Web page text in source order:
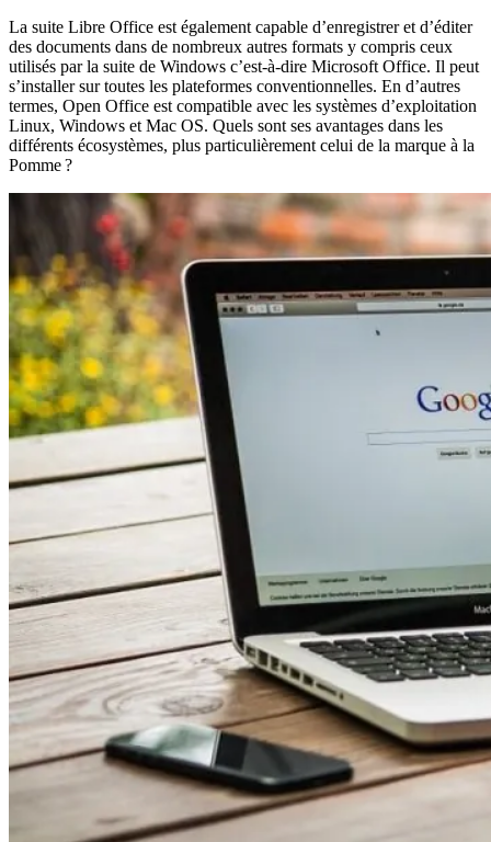
La suite Libre Office est également capable d’enregistrer et d’éditer
des documents dans de nombreux autres formats y compris ceux
utilisés par la suite de Windows c’est-à-dire Microsoft Office. Il peut
s’installer sur toutes les plateformes conventionnelles. En d’autres
termes, Open Office est compatible avec les systèmes d’exploitation
Linux, Windows et Mac OS. Quels sont ses avantages dans les
différents écosystèmes, plus particulièrement celui de la marque à la
Pomme ?